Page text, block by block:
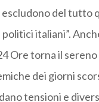
del tutto
italiani”.
Ore torna il
dei giorni
tensioni e